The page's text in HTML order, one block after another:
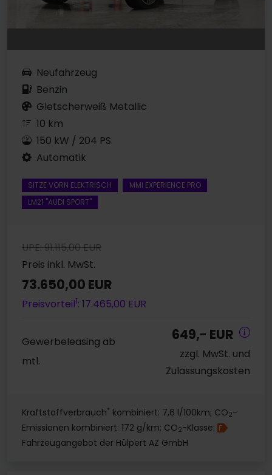
Neufahrzeug
Benzin
Gletscherweiß Metallic
10 km
150 kW / 204 PS
Automatik
SITZE VORN ELEKTRISCH
MMI EXPERIENCE PRO
LM21 "AUDI SPORT"
UPE: 91.115,00 EUR
Preis inkl. MwSt.
73.650,00 EUR
Preisvorteil1: 17.465,00 EUR
Gewerbeleasing ab
mtl.
649,- EUR
zzgl. MwSt. und
Zulassungskosten
Kraftstoffverbrauch* kombiniert: 7,6 l/100km; CO2-
Emissionen kombiniert: 172 g/km; CO2-Klasse: F
Fahrzeugangebot der Hülpert AZ GmbH